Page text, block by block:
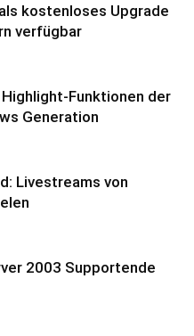
kostenloses Upgrade
verfügbar
Funktionen der
Generation
Livestreams von
2003 Supportende